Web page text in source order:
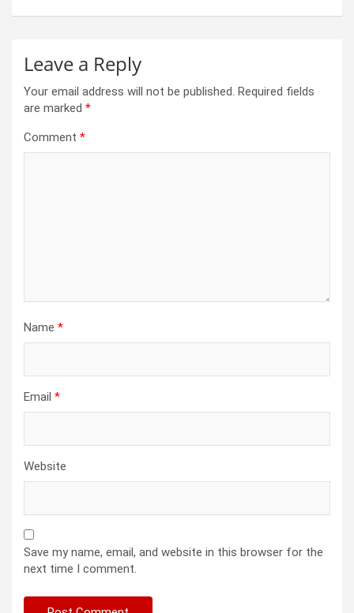
Leave a Reply
Your email address will not be published. Required fields
are marked *
Comment *
Name *
Email *
Website
Save my name, email, and website in this browser for the
next time I comment.